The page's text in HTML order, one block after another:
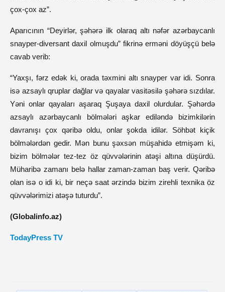
çox-çox az”.
Aparıcının “Deyirlər, şəhərə ilk olaraq altı nəfər azərbaycanlı
snayper-diversant daxil olmuşdu” fikrinə erməni döyüşçü belə
cavab verib:
“Yaxşı, fərz edək ki, orada təxmini altı snayper var idi. Sonra
isə azsaylı qruplar dağlar və qayalar vasitəsilə şəhərə sızdılar.
Yəni onlar qayaları aşaraq Şuşaya daxil olurdular. Şəhərdə
azsaylı azərbaycanlı bölmələri aşkar ediləndə bizimkilərin
davranışı çox qəribə oldu, onlar şokda idilər. Söhbət kiçik
bölmələrdən gedir. Mən bunu şəxsən müşahidə etmişəm ki,
bizim bölmələr tez-tez öz qüvvələrinin atəşi altına düşürdü.
Müharibə zamanı belə hallar zaman-zaman baş verir. Qəribə
olan isə o idi ki, bir neçə saat ərzində bizim zirehli texnika öz
qüvvələrimizi atəşə tuturdu”.
(Globalinfo.az)
TodayPress TV